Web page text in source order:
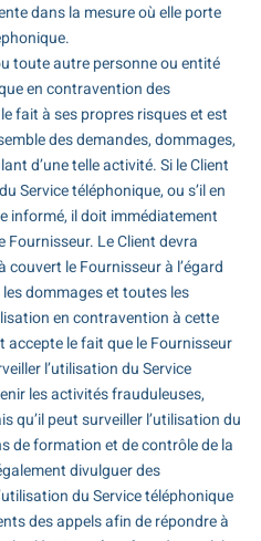
dans la mesure où elle porte
toute autre personne ou entité
en contravention des
fait à ses propres risques et est
des demandes, dommages,
d’une telle activité. Si le Client
Service téléphonique, ou s’il en
informé, il doit immédiatement
Fournisseur. Le Client devra
le Fournisseur à l’égard
dommages et toutes les
en contravention à cette
accepte le fait que le Fournisseur
l’utilisation du Service
les activités frauduleuses,
qu’il peut surveiller l’utilisation du
de formation et de contrôle de la
divulguer des
du Service téléphonique
des appels afin de répondre à